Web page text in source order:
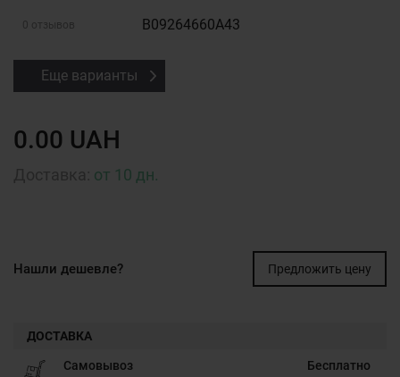
0 отзывов B09264660A43
Еще варианты
0.00 UAH
от 10 дн.
Нашли дешевле? Предложить цену
ДОСТАВКА
Самовывоз Бесплатно